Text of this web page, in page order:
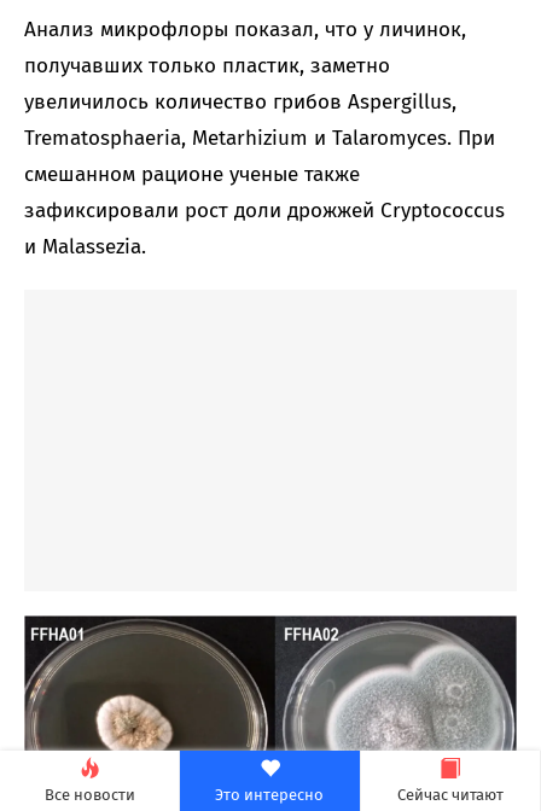
Все новости Это интересно Сейчас читают
Анализ микрофлоры показал, что у личинок,
получавших только пластик, заметно
увеличилось количество грибов Aspergillus,
Trematosphaeria, Metarhizium и Talaromyces. При
смешанном рационе ученые также
зафиксировали рост доли дрожжей Cryptococcus
и Malassezia.